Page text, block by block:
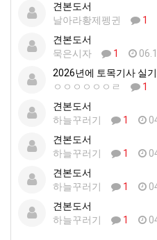
견본도서
날아라황제펭귄
1
견본도서
묵은시자
1
2026년에 토목기사 실
ㅇㅇㅇㅇㅇㅇㄹ
1
견본도서
하늘꾸러기
1
견본도서
하늘꾸러기
1
견본도서
하늘꾸러기
1
견본도서
하늘꾸러기
1